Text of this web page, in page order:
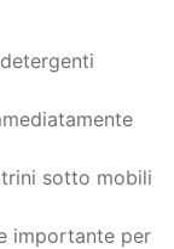
sotto mobili
importante per